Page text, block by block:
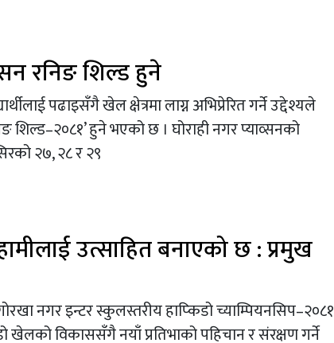
रनिङ शिल्ड हुने
पढाइसँगै खेल क्षेत्रमा लाग्न अभिप्रेरित गर्ने उद्देश्यले
शिल्ड–२०८१’ हुने भएको छ । घोराही नगर प्याव्सनको
२७, २८ र २९
उत्साहित बनाएको छ : प्रमुख
नगर इन्टर स्कुलस्तरीय हाप्किडो च्याम्पियनसिप–२०८१
खेलको विकाससँगै नयाँ प्रतिभाको पहिचान र संरक्षण गर्ने